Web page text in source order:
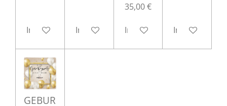
In den WarenkorbIn den Warenkorb
35,00 €
In den Warenkorb
In den
GEBUR